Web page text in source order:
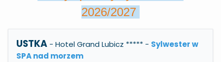
2026/2027
USTKA - Hotel Grand Lubicz ***** - Sylwester w
SPA nad morzem